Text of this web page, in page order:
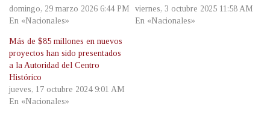
domingo, 29 marzo 2026 6:44 PM
En «Nacionales»
viernes, 3 octubre 2025 11:58 AM
En «Nacionales»
Más de $85 millones en nuevos
proyectos han sido presentados
a la Autoridad del Centro
Histórico
jueves, 17 octubre 2024 9:01 AM
En «Nacionales»